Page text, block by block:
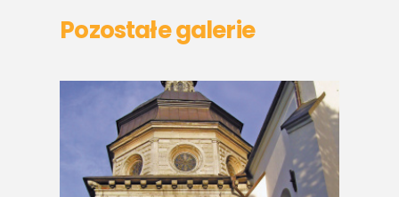
Pozostałe galerie